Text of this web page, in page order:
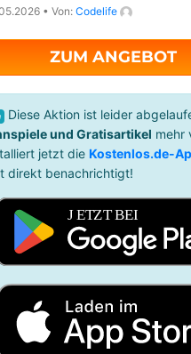
• Von: Codelife
ZUM ANGEBOT
Diese Aktion ist leider
und Gratisartikel mehr
jetzt die Kostenlos.de-
direkt benachrichtigt!